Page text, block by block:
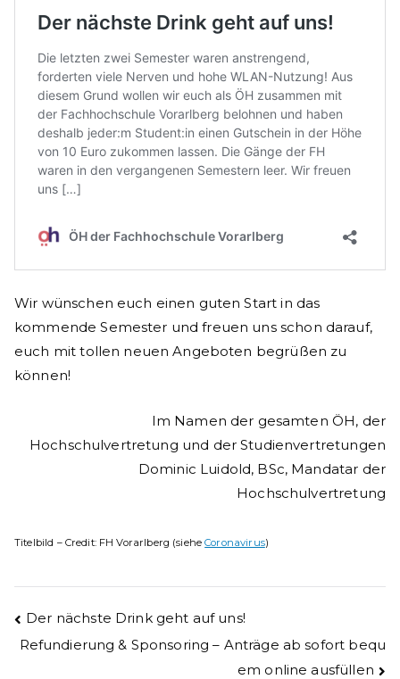
Wir wünschen euch einen guten Start in das
kommende Semester und freuen uns schon darauf,
euch mit tollen neuen Angeboten begrüßen zu
können!
Im Namen der gesamten ÖH, der
Hochschulvertretung und der Studienvertretungen
Dominic Luidold, BSc, Mandatar der
Hochschulvertretung
Titelbild – Credit: FH Vorarlberg (sieheCoronavirus)
Beitrags-
Navigation
Der nächste Drink geht auf uns!
Refundierung & Sponsoring – Anträge ab sofort bequ
em online ausfüllen